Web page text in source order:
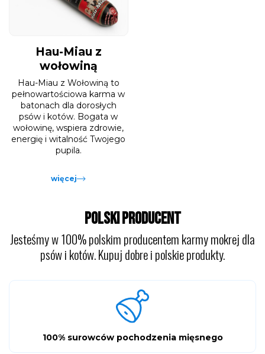
Hau-Miau z
wołowiną
Hau-Miau z Wołowiną to
pełnowartościowa karma w
batonach dla dorosłych
psów i kotów. Bogata w
wołowinę, wspiera zdrowie,
energię i witalność Twojego
pupila.
więcej
POLSKI PRODUCENT
Jesteśmy w 100% polskim producentem karmy mokrej dla
psów i kotów. Kupuj dobre i polskie produkty.
100% surowców pochodzenia mięsnego